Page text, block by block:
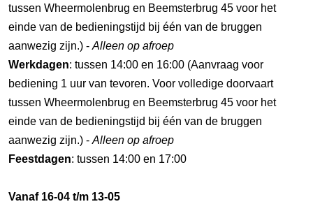
tussen Wheermolenbrug en Beemsterbrug 45 voor het
einde van de bedieningstijd bij één van de bruggen
aanwezig zijn.) - Alleen op afroep
Werkdagen: tussen 14:00 en 16:00 (Aanvraag voor
bediening 1 uur van tevoren. Voor volledige doorvaart
tussen Wheermolenbrug en Beemsterbrug 45 voor het
einde van de bedieningstijd bij één van de bruggen
aanwezig zijn.) - Alleen op afroep
Feestdagen: tussen 14:00 en 17:00
Vanaf 16-04 t/m 13-05